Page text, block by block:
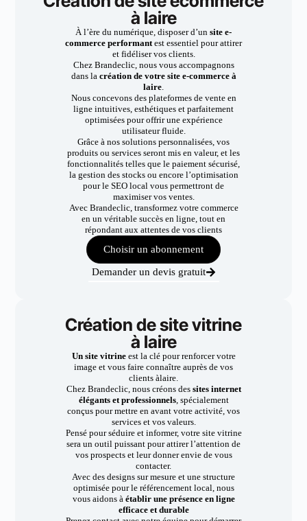
à laire
À l’ère du numérique, disposer d’un site e-
commerce performantest essentiel pour attirer
et fidéliser vos clients.
Chez Brandeclic, nous vous accompagnons
dans la création de votre site e-commerce à
laire.
Nous concevons des plateformes de vente en
ligne intuitives, esthétiques et parfaitement
optimisées pour offrir une expérience
utilisateur fluide.
Grâce à nos solutions personnalisées, vos
produits ou services seront mis en valeur, et les
fonctionnalités telles que le paiement sécurisé,
la gestion des stocks ou encore l’optimisation
pour le SEO local vous permettront de
maximiser vos ventes.
Avec Brandeclic, transformez votre commerce
en un véritable succès en ligne, tout en
répondant aux attentes de vos clients
Choisir un abonnement
Demander un devis gratuit
Création de site vitrine
à laire
Un site vitrineest la clé pour renforcer votre
image et vous faire connaître auprès de vos
clients àlaire.
Chez Brandeclic, nous créons dessites internet
élégants et professionnels, spécialement
conçus pour mettre en avant votre activité, vos
services et vos valeurs.
Pensé pour séduire et informer, votre site vitrine
sera un outil puissant pour attirer l’attention de
vos prospects et leur donner envie de vous
contacter.
Avec des designs sur mesure et une structure
optimisée pour le référencement local, nous
vous aidons à établir une présence en ligne
efficace et durable